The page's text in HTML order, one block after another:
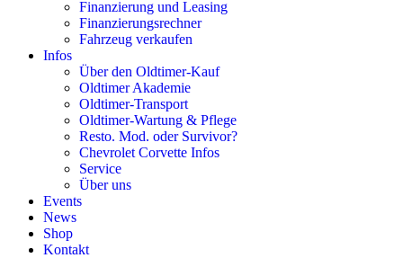
Finanzierung und Leasing
Finanzierungsrechner
Fahrzeug verkaufen
Infos
Über den Oldtimer-Kauf
Oldtimer Akademie
Oldtimer-Transport
Oldtimer-Wartung & Pflege
Resto. Mod. oder Survivor?
Chevrolet Corvette Infos
Service
Über uns
Events
News
Shop
Kontakt